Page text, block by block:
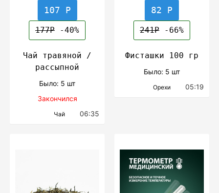
107 Р
177Р -40%
Чай травяной /
рассыпной
Было: 5 шт
Закончился
Чай 06:35
82 Р
241Р -66%
Фисташки 100 гр
Было: 5 шт
Орехи 05:19